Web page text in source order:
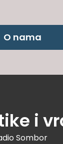
O nama
i
Sombor